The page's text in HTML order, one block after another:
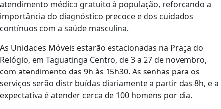
atendimento médico gratuito à população, reforçando a
importância do diagnóstico precoce e dos cuidados
contínuos com a saúde masculina.
As Unidades Móveis estarão estacionadas na Praça do
Relógio, em Taguatinga Centro, de 3 a 27 de novembro,
com atendimento das 9h às 15h30. As senhas para os
serviços serão distribuídas diariamente a partir das 8h, e a
expectativa é atender cerca de 100 homens por dia.